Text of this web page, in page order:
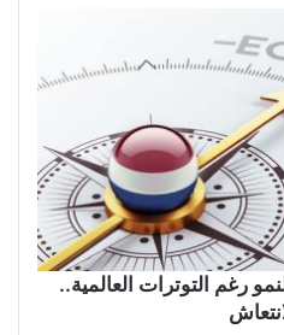
رغم التوترات العالمية..